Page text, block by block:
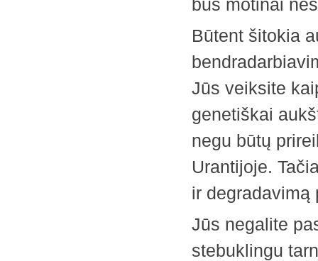
bus motinai
Būtent šitokia
Jūs veiksite
genetiškai
negu būtų
Urantijoje.
ir degradavimą
Jūs negalite
stebuklingu